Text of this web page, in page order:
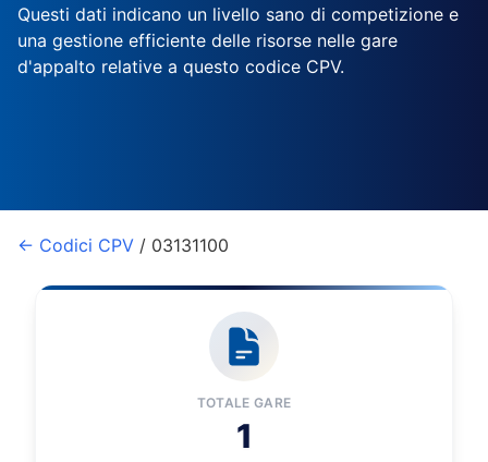
Questi dati indicano un livello sano di competizione e
una gestione efficiente delle risorse nelle gare
d'appalto relative a questo codice CPV.
← Codici CPV / 03131100
TOTALE GARE
1